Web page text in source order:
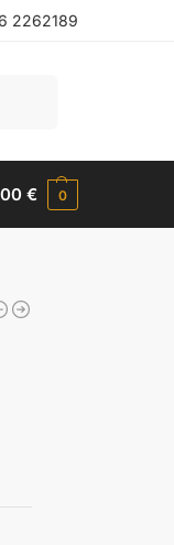
2262189
€ 0